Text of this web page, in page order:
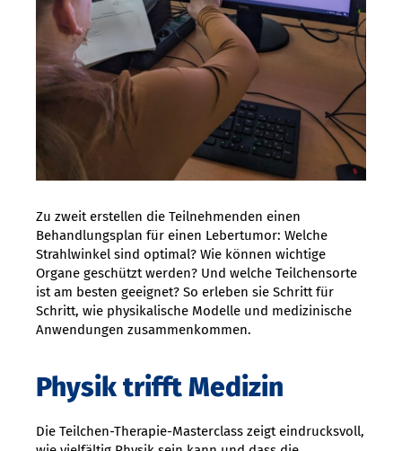
Zu zweit erstellen die Teilnehmenden einen
Behandlungsplan für einen Lebertumor: Welche
Strahlwinkel sind optimal? Wie können wichtige
Organe geschützt werden? Und welche Teilchensorte
ist am besten geeignet? So erleben sie Schritt für
Schritt, wie physikalische Modelle und medizinische
Anwendungen zusammenkommen.
Physik trifft Medizin
Die Teilchen-Therapie-Masterclass zeigt eindrucksvoll,